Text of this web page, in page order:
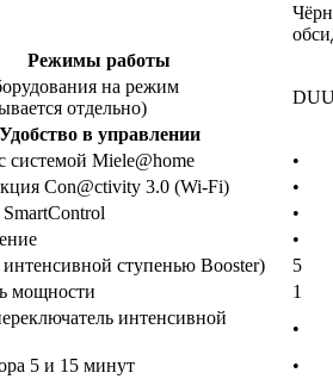
Режимы работы
на режим
отдельно)
Удобство в управлении
системой Miele@home
•
Con@ctivity 3.0 (Wi-Fi)
•
•
•
ступенью Booster)
5
мощности
1
интенсивной
•
5 и 15 минут
•